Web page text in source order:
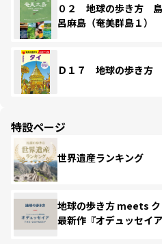
０２ 地球の歩き方
呂麻島（奄美群島１）
Ｄ１７ 地球の歩き方
特設ページ
世界遺産ランキング
地球の歩き方 meets
最新作『オデュッセイア